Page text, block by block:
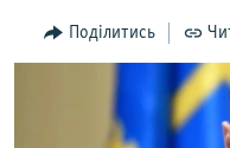
пошукуІНТЕРВ'Ю
СПЕЦПРОЕКТИ
Поділитись